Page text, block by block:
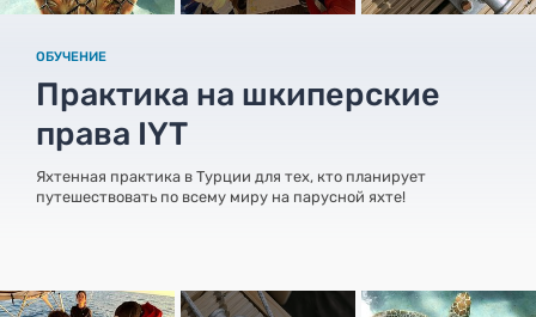
ОБУЧЕНИЕ
Практика на шкиперские
права IYT
Яхтенная практика в Турции для тех, кто планирует
путешествовать по всему миру на парусной яхте!